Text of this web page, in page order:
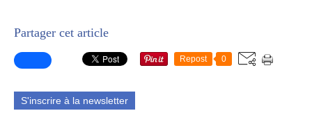
Partager cet article
Repost 0
S'inscrire à la newsletter